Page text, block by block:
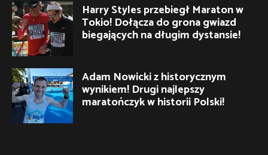
Harry Styles przebiegł Maraton w
Tokio! Dołącza do grona gwiazd
biegających na długim dystansie!
Adam Nowicki z historycznym
wynikiem! Drugi najlepszy
maratończyk w historii Polski!